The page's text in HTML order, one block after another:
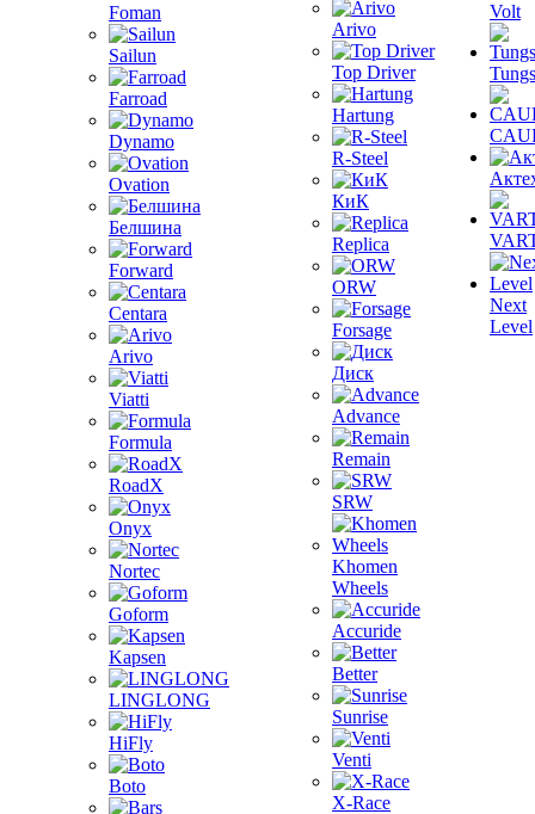
Foman
Sailun
Farroad
Dynamo
Ovation
Белшина
Forward
Centara
Arivo
Viatti
Formula
RoadX
Onyx
Nortec
Goform
Kapsen
LINGLONG
HiFly
Boto
Arivo
Top Driver
Hartung
R-Steel
КиК
Replica
ORW
Forsage
Диск
Advance
Remain
SRW
Khomen
Wheels
Accuride
Better
Sunrise
Venti
X-Race
Volt
Next
Level